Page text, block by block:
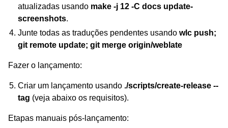
atualizadas usando make -j 12 -C docs update-
screenshots.
Junte todas as traduções pendentes usandowlc push;
git remote update; git merge origin/weblate
Fazer o lançamento:
Criar um lançamento usando ./scripts/create-release --
tag (veja abaixo os requisitos).
Etapas manuais pós-lançamento: